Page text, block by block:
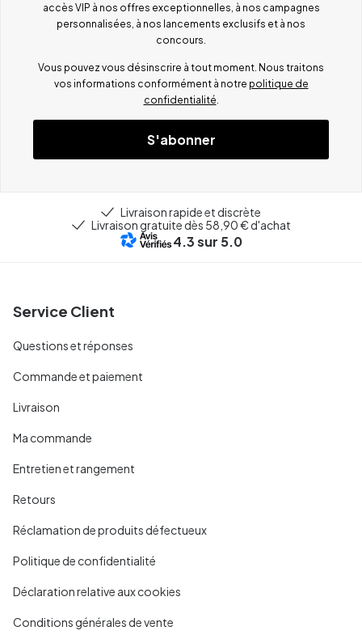
accès VIP à nos offres exceptionnelles, à nos campagnes
personnalisées, à nos lancements exclusifs et à nos
concours.
Vous pouvez vous désinscrire à tout moment. Nous traitons
vos informations conformément à notre politique de
confidentialité
S'abonner
Livraison rapide et discrète
Livraison gratuite dès 58,90 € d'achat
4.3sur 5.0
Service Client
Questions et réponses
Commande et paiement
Livraison
Ma commande
Entretien et rangement
Retours
Réclamation de produits défectueux
Politique de confidentialité
Déclaration relative aux cookies
Conditions générales de vente